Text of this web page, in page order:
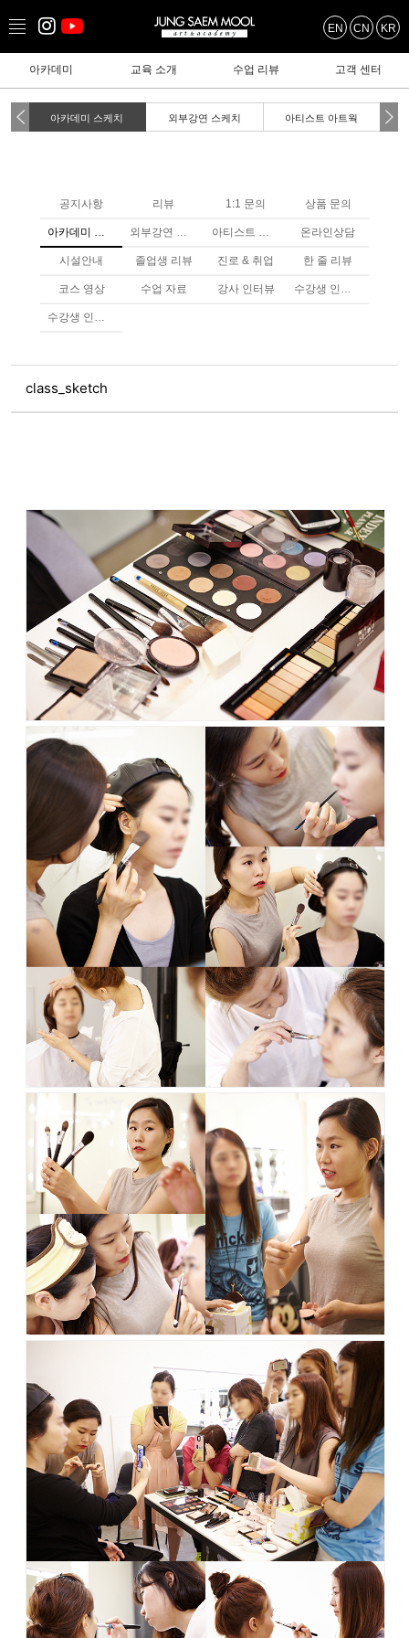
EN CN KR
아카데미 교육 소개 수업 리뷰 고객 센터
아카데미 스케치 외부강연 스케치 아티스트 아트웍
공지사항 리뷰 1:1 문의 상품 문의
아카데미 스케치 외부강연 스케치 아티스트 아트웤 온라인상담
시설안내 졸업생 리뷰 진로 & 취업 한 줄 리뷰
코스 영상 수업 자료 강사 인터뷰 수강생 인터뷰
수강생 인터뷰
class_sketch